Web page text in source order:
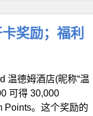
奖励；福利
温德姆酒店(昵称“温
可得 30,000
Points。这个奖励的